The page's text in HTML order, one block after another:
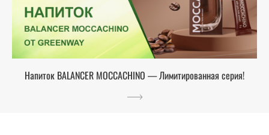
Напиток BALANCER MOCCACHINO — Лимитированная серия!